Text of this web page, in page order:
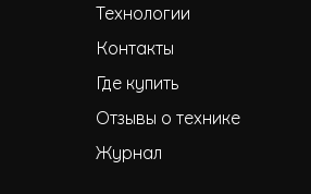
Технологии
Контакты
Где купить
Отзывы о технике
Журнал